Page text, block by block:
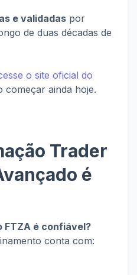
e validadas por
de duas décadas de
o site oficial do
começar ainda hoje.
Trader
é
FTZA é confiável?
conta com: